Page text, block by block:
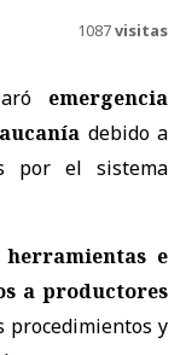
1087visitas
emergencia
debido a
por el sistema
e
a productores
procedimientos y